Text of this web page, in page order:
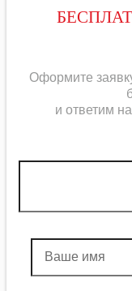
Оформите
и ответим